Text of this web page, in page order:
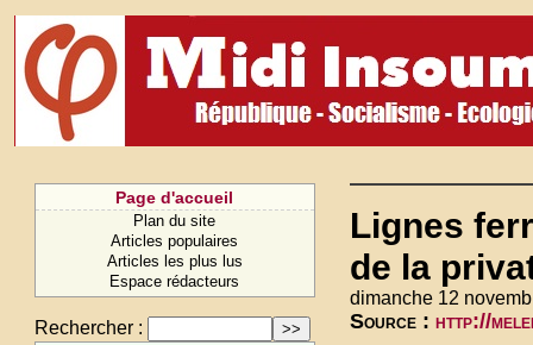
Page d'accueil
Plan du site
Articles populaires
Articles les plus lus
Espace rédacteurs
Rechercher :
Lignes
de la
dimanche 12
Source : http://